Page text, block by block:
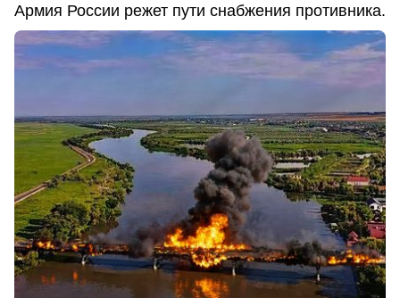
Армия России режет пути снабжения противника.